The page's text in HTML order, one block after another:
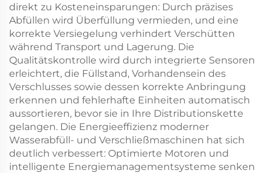
direkt zu Kosteneinsparungen: Durch präzises
Abfüllen wird Überfüllung vermieden, und eine
korrekte Versiegelung verhindert Verschütten
während Transport und Lagerung. Die
Qualitätskontrolle wird durch integrierte Sensoren
erleichtert, die Füllstand, Vorhandensein des
Verschlusses sowie dessen korrekte Anbringung
erkennen und fehlerhafte Einheiten automatisch
aussortieren, bevor sie in Ihre Distributionskette
gelangen. Die Energieeffizienz moderner
Wasserabfüll- und Verschließmaschinen hat sich
deutlich verbessert: Optimierte Motoren und
intelligente Energiemanagementsysteme senken